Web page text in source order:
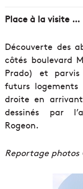
Place à la visite …
Découverte des
côtés boulevard
Prado) et
futurs
droite en
dessinés par
Rogeon.
Reportage